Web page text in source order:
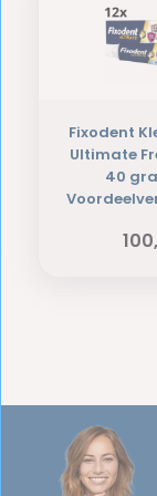
Fixodent
Ultimate
40